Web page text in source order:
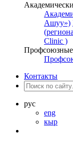
Ашуу»)
Clinic )
Контакты
рус
eng
кыр